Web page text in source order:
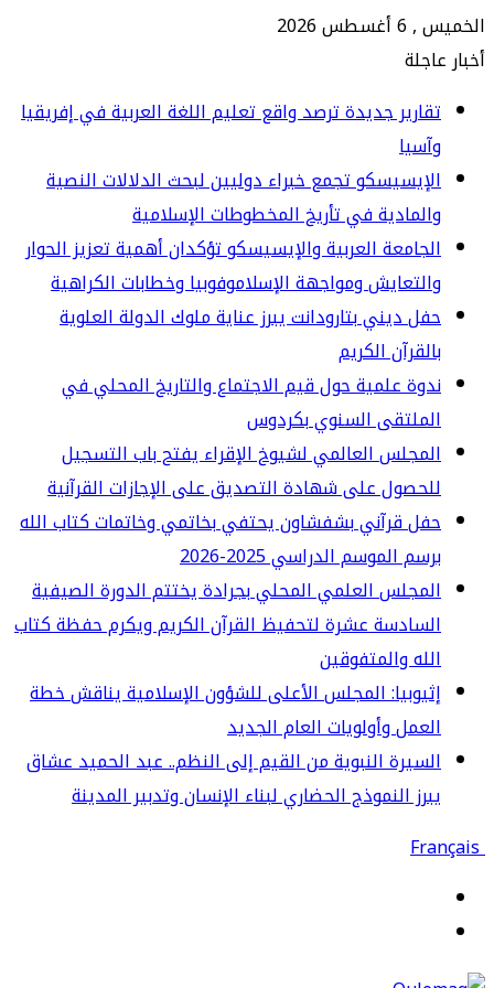
2026
جديدة ترصد واقع تعليم اللغة العربية في إفريقيا
تجمع خبراء دوليين لبحث الدلالات النصية
في تأريخ المخطوطات الإسلامية
العربية والإيسيسكو تؤكدان أهمية تعزيز الحوار
ومواجهة الإسلاموفوبيا وخطابات الكراهية
ديني بتارودانت يبرز عناية ملوك الدولة العلوية
الكريم
علمية حول قيم الاجتماع والتاريخ المحلي في
السنوي بكردوس
العالمي لشيوخ الإقراء يفتح باب التسجيل
على شهادة التصديق على الإجازات القرآنية
قرآني بشفشاون يحتفي بخاتمي وخاتمات كتاب الله
الموسم الدراسي 2025-2026
العلمي المحلي بجرادة يختتم الدورة الصيفية
عشرة لتحفيظ القرآن الكريم ويكرم حفظة كتاب
والمتفوقين
المجلس الأعلى للشؤون الإسلامية يناقش خطة
وأولويات العام الجديد
النبوية من القيم إلى النظم.. عبد الحميد عشاق
النموذج الحضاري لبناء الإنسان وتدبير المدينة